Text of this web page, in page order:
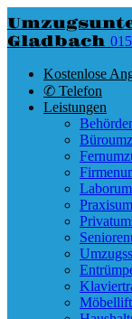
Gladbach
Kostenlose
✆ Telefon
Leistungen
Möbellift